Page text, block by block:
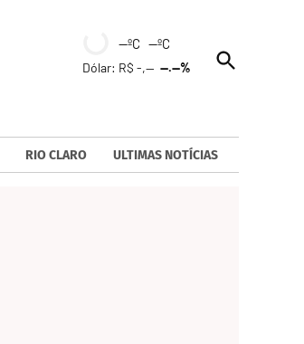
--ºC --ºC
Dólar: R$ -,----.--%
Open
Search
RIO CLARO ULTIMAS NOTÍCIAS